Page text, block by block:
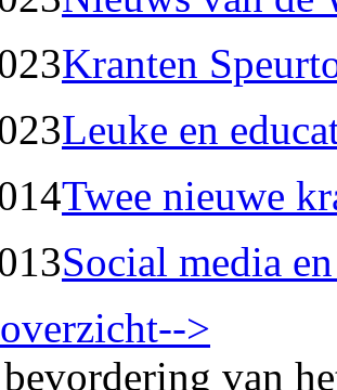
Kranten
Leuke en
Twee nieuwe
Social media
>
van